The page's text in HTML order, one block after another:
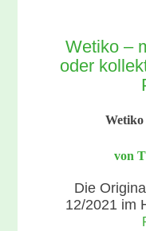
Wetiko –
oder
Wetiko
von
Die
12/2021 im